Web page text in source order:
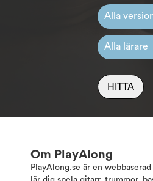
HITTA
Om PlayAlong
PlayAlong.se är en